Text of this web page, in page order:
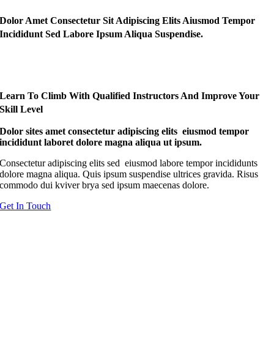
Dolor Amet Consectetur Sit Adipiscing Elits Aiusmod Tempor
Incididunt Sed Labore Ipsum Aliqua Suspendise.
Learn To Climb With Qualified Instructors And Improve Your
Skill Level
Dolor sites amet consectetur adipiscing elits eiusmod tempor
incididunt laboret dolore magna aliqua ut ipsum.
Consectetur adipiscing elits sed eiusmod labore tempor incididunts
dolore magna aliqua. Quis ipsum suspendise ultrices gravida. Risus
commodo dui kviver brya sed ipsum maecenas dolore.
Get In Touch